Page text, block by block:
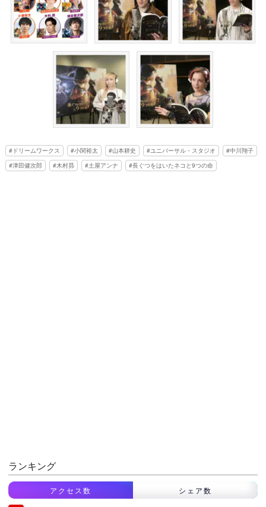
ドリームワークス 小関裕太 山本耕史 ユニバーサル・スタジオ
中川翔子
津田健次郎
木村昴 土屋アンナ 長ぐつをはいたネコと9つの命
ランキング
アクセス数 シェア数